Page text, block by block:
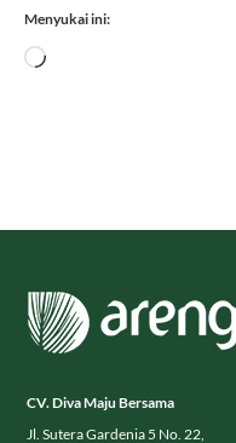
Menyukai ini:
Memuat...
CV. Diva Maju Bersama
Jl. Sutera Gardenia 5 No. 22,